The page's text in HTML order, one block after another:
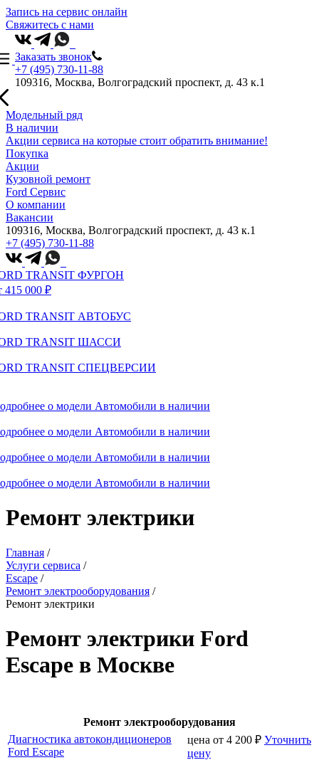
Запись на сервис онлайн
Свяжитесь с нами
Заказать звонок
+7 (495) 730-11-88
109316, Москва, Волгоградский проспект, д. 43 к.1
Модельный ряд
В наличии
Акции сервиса на которые стоит обратить внимание!
Покупка
Акции
Кузовной ремонт
Ford Сервис
О компании
Вакансии
109316, Москва, Волгоградский проспект, д. 43 к.1
+7 (495) 730-11-88
TRANSIT ФУРГОН
415 000 ₽
TRANSIT АВТОБУС
TRANSIT ШАССИ
TRANSIT СПЕЦВЕРСИИ
о модели Автомобили в наличии
о модели Автомобили в наличии
о модели Автомобили в наличии
о модели Автомобили в наличии
Ремонт электрики
Главная /
Услуги сервиса /
Escape /
Ремонт электрооборудования /
Ремонт электрики
Ремонт электрики Ford
Escape в Москве
Ремонт электрооборудования
Диагностика автокондиционеров
Ford Escape
цена от 4 200 ₽ Уточнить
цену